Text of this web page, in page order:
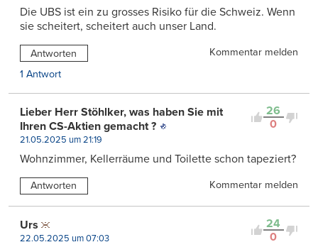
Die UBS ist ein zu grosses Risiko für die Schweiz. Wenn
sie scheitert, scheitert auch unser Land.
Antworten
Kommentar melden
1 Antwort
26
0
Lieber Herr Stöhlker, was haben Sie mit
Ihren CS-Aktien gemacht ?
21.05.2025 um 21:19
Wohnzimmer, Kellerräume und Toilette schon tapeziert?
Antworten Kommentar melden
24
0
Urs
22.05.2025 um 07:03